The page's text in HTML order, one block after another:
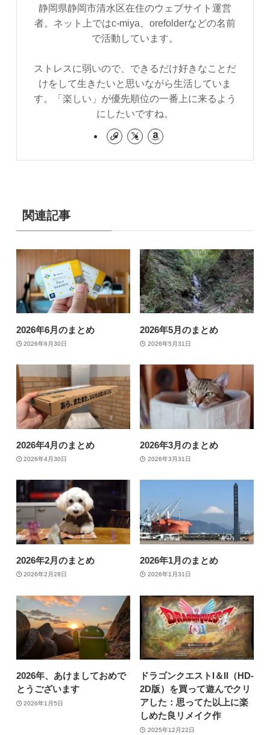
静岡県静岡市清水区在住のウェブサイト運営
者。ネット上ではc-miya、orefolderなどの名前
で活動しています。
ストレスに弱いので、できるだけ好きなことだ
けをして生きたいと思いながら生活していま
す。「楽しい」が優先順位の一番上に来るよう
にしたいですね。
関連記事
2026年6月のまとめ
2026年6月30日
2026年5月のまとめ
2026年5月31日
2026年4月のまとめ
2026年4月30日
2026年3月のまとめ
2026年3月31日
2026年2月のまとめ
2026年2月28日
2026年1月のまとめ
2026年1月31日
2026年、あけましておめで
とうございます
2026年1月5日
ドラゴンクエストI＆II（HD-
2D版）を買って遊んでクリ
アした：思ってた以上に楽
しめた良リメイク作
2025年12月22日